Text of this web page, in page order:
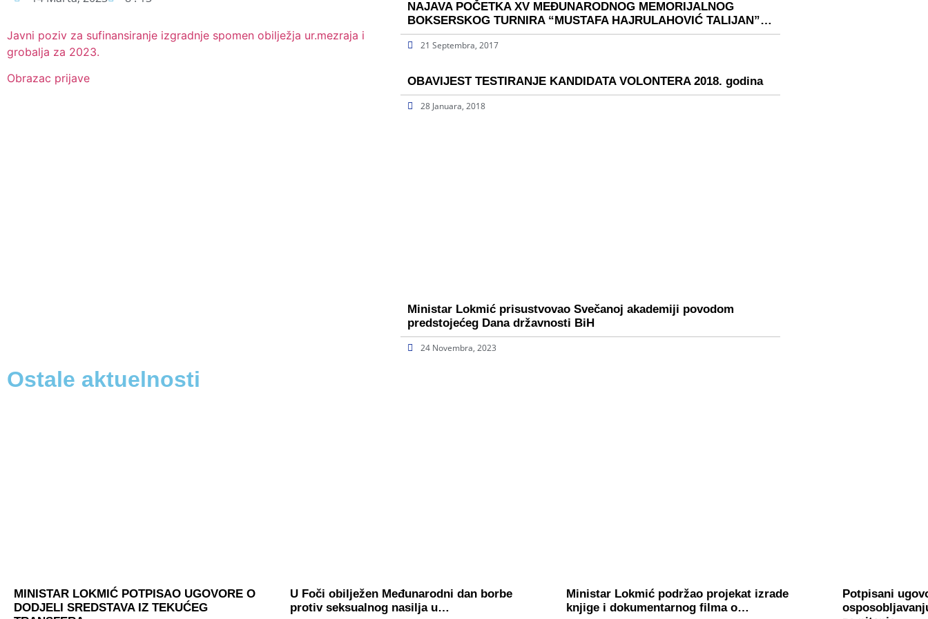
Javni poziv za sufinansiranje izgradnje spomen obilježja ur.mezraja i
grobalja za 2023.
Obrazac prijave
NAJAVA POČETKA XV MEĐUNARODNOG MEMORIJALNOG
BOKSERSKOG TURNIRA “MUSTAFA HAJRULAHOVIĆ TALIJAN”…
21 Septembra, 2017
OBAVIJEST TESTIRANJE KANDIDATA VOLONTERA 2018. godina
28 Januara, 2018
Ministar Lokmić prisustvovao Svečanoj akademiji povodom
predstojećeg Dana državnosti BiH
24 Novembra, 2023
Ostale aktuelnosti
MINISTAR LOKMIĆ POTPISAO UGOVORE O
DODJELI SREDSTAVA IZ TEKUĆEG
U Foči obilježen Međunarodni dan borbe
protiv seksualnog nasilja u…
Ministar Lokmić podržao projekat izrade
knjige i dokumentarnog filma o…
Potpisani